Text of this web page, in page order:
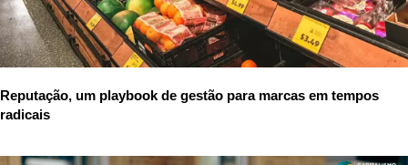
Reputação, um playbook de gestão para marcas em tempos
radicais